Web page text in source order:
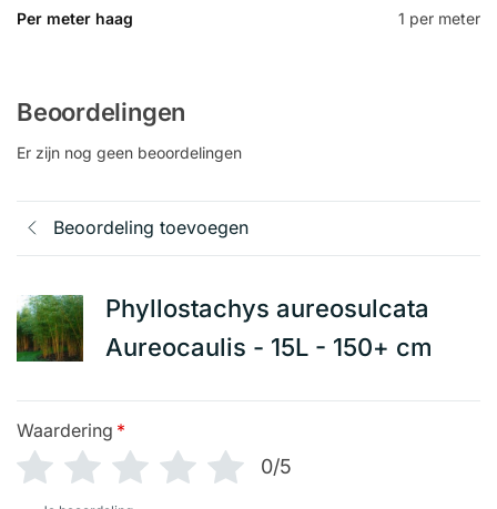
Per meter haag 1 per meter
Beoordelingen
Er zijn nog geen beoordelingen
Beoordeling toevoegen
Phyllostachys aureosulcata
Aureocaulis - 15L - 150+ cm
Waardering *
0/5